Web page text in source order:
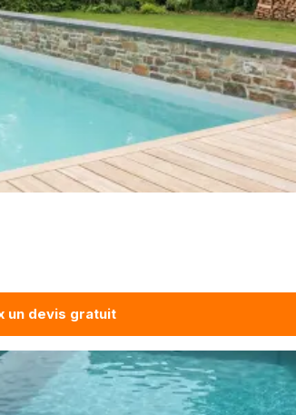
un devis gratuit